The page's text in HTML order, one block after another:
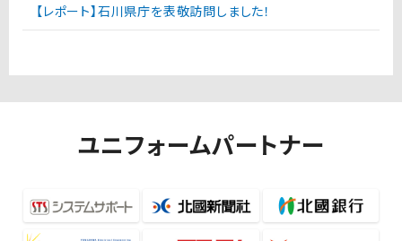
【レポート】石川県庁を表敬訪問しました！
ユニフォームパートナー